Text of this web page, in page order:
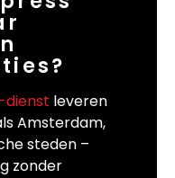
dienst leveren
Amsterdam,
steden –
zonder